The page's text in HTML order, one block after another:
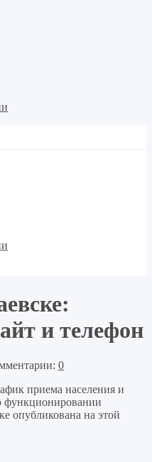
и телефон
0
приема населения и
функционировании
опубликована на этой